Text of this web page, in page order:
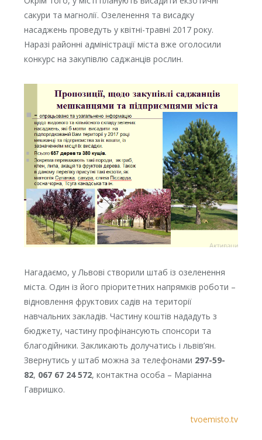
сакури та магнолії. Озеленення та висадку
насаджень проведуть у квітні-травні 2017 року.
Наразі районні адміністрації міста вже оголосили
конкурс на закупівлю саджанців рослин.
Нагадаємо, у Львові створили штаб із озеленення
міста. Один із його пріоритетних напрямків роботи –
відновлення фруктових садів на території
навчальних закладів. Частину коштів нададуть з
бюджету, частину профінансують спонсори та
благодійники. Закликають долучатись і львів’ян.
Звернутись у штаб можна за телефонами 297-59-
82, 067 67 24 572, контактна особа – Маріанна
Гавришко.
tvoemisto.tv